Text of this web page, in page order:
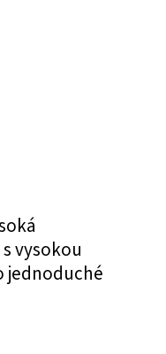
vysokou
jednoduché